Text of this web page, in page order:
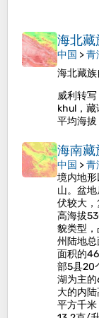
海北藏
中国 >青
海北藏族
威利转
khul，藏
平均海拔
海南藏
中国 >青
境内地
山。盆
伏较大
高海拔
貌类型
州陆地总
面积的
部5县20
湖为主
大的内
平方千